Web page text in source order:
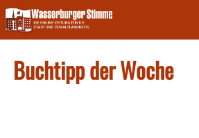
Skip
to
content
Buchtipp der Woche